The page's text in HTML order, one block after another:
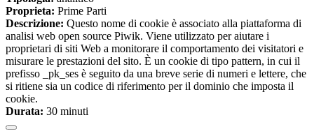
Proprieta: Prime Parti
Descrizione: Questo nome di cookie è associato alla piattaforma di
analisi web open source Piwik. Viene utilizzato per aiutare i
proprietari di siti Web a monitorare il comportamento dei visitatori e
misurare le prestazioni del sito. È un cookie di tipo pattern, in cui il
prefisso _pk_ses è seguito da una breve serie di numeri e lettere, che
si ritiene sia un codice di riferimento per il dominio che imposta il
cookie.
Durata: 30 minuti